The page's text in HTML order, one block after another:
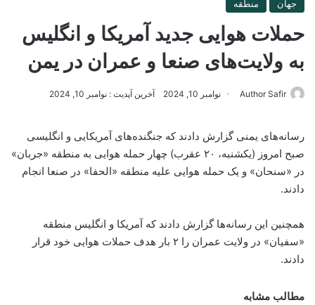
جهان منطقه
حملات هوایی جدید آمریکا و انگلیس
به ولایت‌های صنعا و عمران در یمن
Author Safir نوامبر 10, 2024 آخرین آپدیت : نوامبر 10, 2024
رسانه‌های یمنی گزارش دادند که جنگنده‌های آمریکایی و انگلیسی
صبح امروز (یکشنبه، ۲۰ عقرب) چهار حمله هوایی به منطقه «جربان»
در «سنحان» و یک حمله هوایی علیه منطقه «الحفا» در صنعا انجام
دادند.
همچنین این رسانه‌ها گزارش دادند که آمریکا و انگلیس منطقه
«سفیان» در ولایت عمران را ۲ بار هدف حملات هوایی خود قرار
دادند.
مطالب مشابه